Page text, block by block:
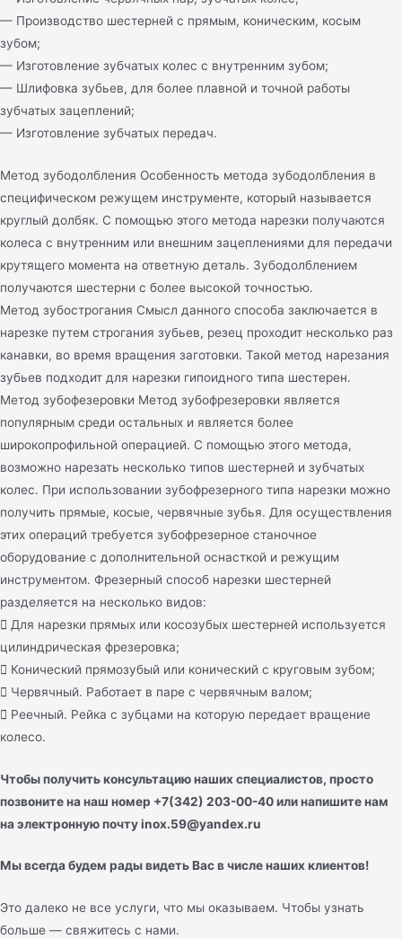
— Производство шестерней с прямым, коническим, косым
зубом;
— Изготовление зубчатых колес с внутренним зубом;
— Шлифовка зубьев, для более плавной и точной работы
зубчатых зацеплений;
— Изготовление зубчатых передач.
Метод зубодолбления Особенность метода зубодолбления в
специфическом режущем инструменте, который называется
круглый долбяк. С помощью этого метода нарезки получаются
колеса с внутренним или внешним зацеплениями для передачи
крутящего момента на ответную деталь. Зубодолблением
получаются шестерни с более высокой точностью.
Метод зубострогания Смысл данного способа заключается в
нарезке путем строгания зубьев, резец проходит несколько раз
канавки, во время вращения заготовки. Такой метод нарезания
зубьев подходит для нарезки гипоидного типа шестерен.
Метод зубофезеровки Метод зубофрезеровки является
популярным среди остальных и является более
широкопрофильной операцией. С помощью этого метода,
возможно нарезать несколько типов шестерней и зубчатых
колес. При использовании зубофрезерного типа нарезки можно
получить прямые, косые, червячные зубья. Для осуществления
этих операций требуется зубофрезерное станочное
оборудование с дополнительной оснасткой и режущим
инструментом. Фрезерный способ нарезки шестерней
разделяется на несколько видов:
 Для нарезки прямых или косозубых шестерней используется
цилиндрическая фрезеровка;
 Конический прямозубый или конический с круговым зубом;
 Червячный. Работает в паре с червячным валом;
 Реечный. Рейка с зубцами на которую передает вращение
колесо.
Чтобы получить консультацию наших специалистов, просто
позвоните на наш номер +7(342) 203-00-40 или напишите нам
на электронную почту inox.59@yandex.ru
Мы всегда будем рады видеть Вас в числе наших клиентов!
Это далеко не все услуги, что мы оказываем. Чтобы узнать
больше — свяжитесь с нами.